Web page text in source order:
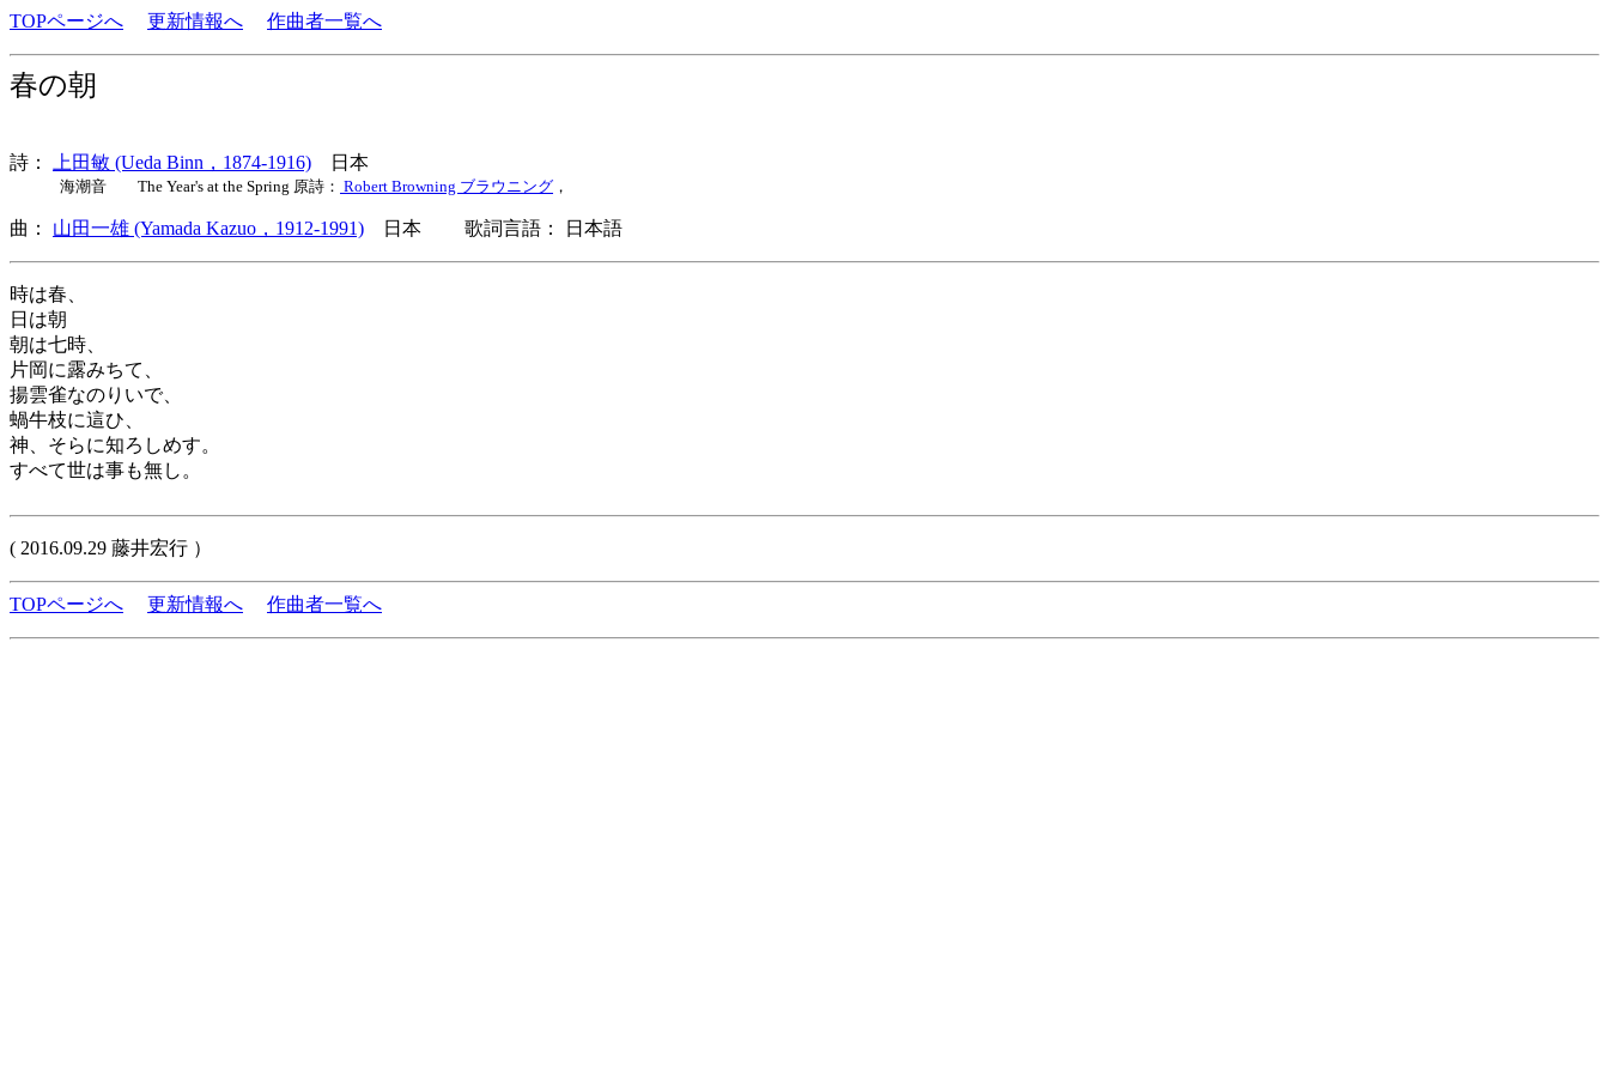
TOPページへ 更新情報へ 作曲者一覧へ
春の朝
詩： 上田敏 (Ueda Binn，1874-1916) 日本
海潮音 The Year's at the Spring 原詩： Robert Browning ブラウニング ，
曲： 山田一雄 (Yamada Kazuo，1912-1991) 日本 歌詞言語： 日本語
時は春、
日は朝
朝は七時、
片岡に露みちて、
揚雲雀なのりいで、
蝸牛枝に這ひ、
神、そらに知ろしめす。
すべて世は事も無し。
( 2016.09.29 藤井宏行 ）
TOPページへ 更新情報へ 作曲者一覧へ